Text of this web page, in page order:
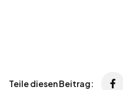
Teile diesen Beitrag: